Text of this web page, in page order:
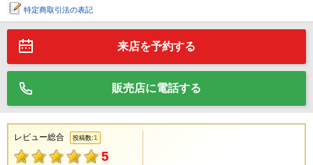
特定商取引法の表記
来店を予約する
販売店に電話する
レビュー総合 投稿数:1
5